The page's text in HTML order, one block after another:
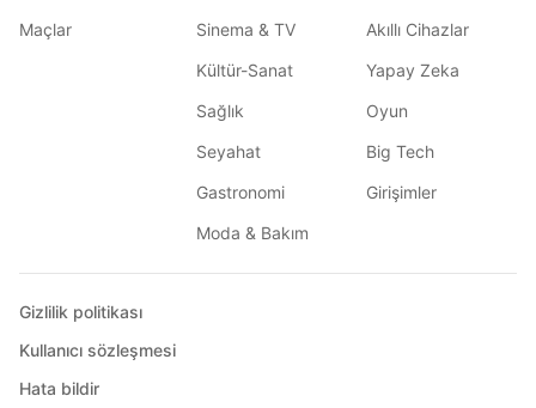
Maçlar
Sinema & TV
Kültür-Sanat
Sağlık
Seyahat
Gastronomi
Moda & Bakım
Akıllı Cihazlar
Yapay Zeka
Oyun
Big Tech
Girişimler
Gizlilik politikası
Kullanıcı sözleşmesi
Hata bildir